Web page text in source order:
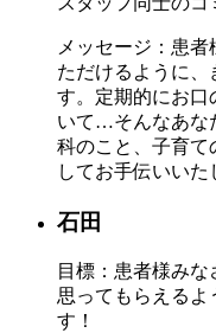
メッセージ： 患者
ただけるように、
す。定期的にお口
いて…そんなあな
科のこと、子育て
してお手伝いいた
石田
目標： 患者様みな
思ってもらえるよ
す！